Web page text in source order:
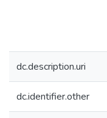
dc.description.uri
dc.identifier.other